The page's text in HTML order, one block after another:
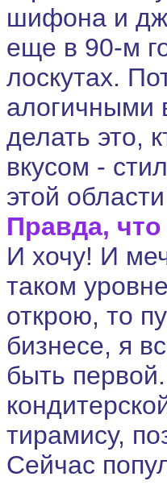
шифона и
еще в 90-м
лоскутах.
алогичными
делать это,
вкусом -
этой
Правда,
И хочу! И
таком
открою, то
бизнесе, я
быть
тирамису,
Сейчас